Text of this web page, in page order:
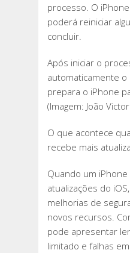
processo. O
poderá reiniciar
concluir.
Após iniciar o
automaticamente
prepara o iPhone
(Imagem: João
O que acontece
recebe mais
Quando um
atualizações do
melhorias de
novos recursos.
pode apresentar
limitado e falhas